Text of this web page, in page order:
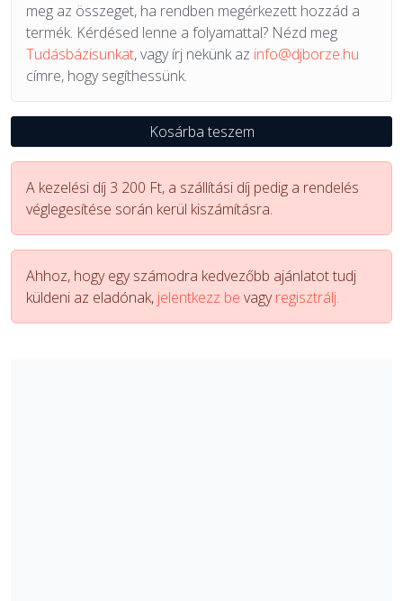
meg az összeget, ha rendben megérkezett hozzád a
termék. Kérdésed lenne a folyamattal? Nézd meg
Tudásbázisunkat, vagy írj nekünk az info@djborze.hu
címre, hogy segíthessünk.
Kosárba teszem
A kezelési díj 3 200 Ft, a szállítási díj pedig a rendelés
véglegesítése során kerül kiszámításra.
Ahhoz, hogy egy számodra kedvezőbb ajánlatot tudj
küldeni az eladónak, jelentkezz be vagyregisztrálj.